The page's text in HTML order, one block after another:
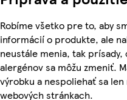
Robíme všetko pre to, aby
informácií o produkte, ale
neustále menia, tak prísady,
alergénov sa môžu zmeniť.
výrobku a nespoliehať sa
webových stránkach.